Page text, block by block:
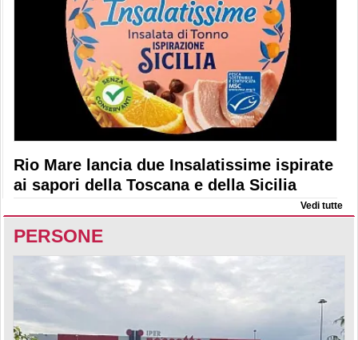
Rio Mare lancia due Insalatissime ispirate
ai sapori della Toscana e della Sicilia
Vedi tutte
PERSONE